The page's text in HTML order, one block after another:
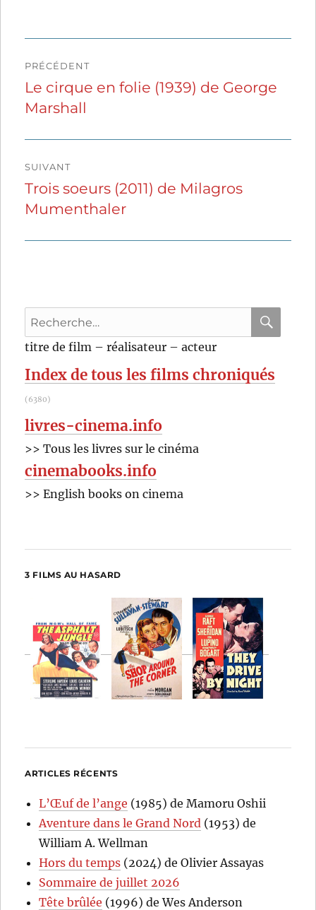
de
l’article
PRÉCÉDENT
Publication
précédente :
Le cirque en folie (1939) de George
Marshall
SUIVANT
Publication
suivante :
Trois soeurs (2011) de Milagros
Mumenthaler
Recherche
pour
:
titre de film – réalisateur – acteur
Index de tous les films chroniqués
(6380)
livres-cinema.info
>> Tous les livres sur le cinéma
cinemabooks.info
>> English books on cinema
3 FILMS AU HASARD
ARTICLES RÉCENTS
L’Œuf de l’ange (1985) de Mamoru Oshii
Aventure dans le Grand Nord (1953) de
William A. Wellman
Hors du temps (2024) de Olivier Assayas
Sommaire de juillet 2026
Tête brûlée (1996) de Wes Anderson